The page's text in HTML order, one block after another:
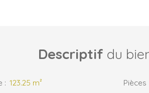
Descriptif du
: 123.25 m² Pièces